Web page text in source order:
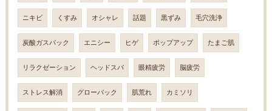
ニキビ くすみ オシャレ 話題 黒ずみ 毛穴洗浄
炭酸ガスパック エニシー ヒゲ ポップアップ たまご肌
リラクゼーション ヘッドスパ 眼精疲労 脳疲労
ストレス解消 グローパック 肌荒れ カミソリ